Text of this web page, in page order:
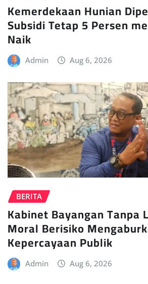
Kemerdekaan Hunian
Subsidi Tetap 5 Persen
Naik
Admin Aug 6, 2026
BERITA
Kabinet Bayangan Tanpa
Moral Berisiko
Kepercayaan Publik
Admin Aug 6, 2026